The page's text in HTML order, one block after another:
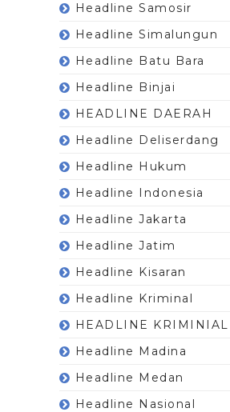
Headline Samosir
Headline Simalungun
Headline Batu Bara
Headline Binjai
HEADLINE DAERAH
Headline Deliserdang
Headline Hukum
Headline Indonesia
Headline Jakarta
Headline Jatim
Headline Kisaran
Headline Kriminal
HEADLINE KRIMINIAL
Headline Madina
Headline Medan
Headline Nasional